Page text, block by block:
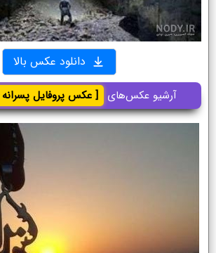
دانلود عکس بالا
آرشیو عکس‌های [ عکس پروفایل